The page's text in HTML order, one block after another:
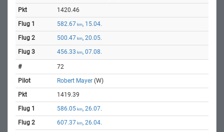
1420.46
582.67 km, 15.04.
500.47 km, 20.05.
456.33 km, 07.08.
72
Robert Mayer (W)
1419.39
586.05 km, 26.07.
607.37 km, 26.04.